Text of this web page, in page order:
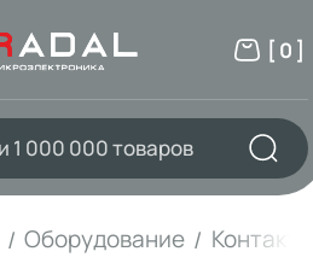
[ 0 ]
Оборудование